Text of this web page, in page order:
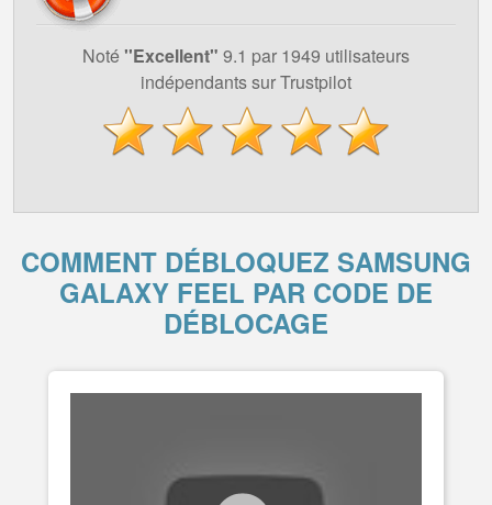
Noté ''Excellent" 9.1 par 1949 utilisateurs
indépendants sur Trustpilot
COMMENT DÉBLOQUEZ SAMSUNG
GALAXY FEEL PAR CODE DE
DÉBLOCAGE